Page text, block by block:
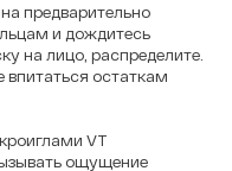
предварительно
и дождитесь
на лицо, распределите.
впитаться остаткам
VT
ощущение